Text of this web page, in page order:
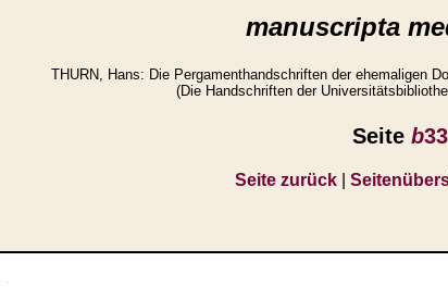
manuscripta
THURN, Hans: Die Pergamenthandschriften der ehemaligen
(Die Handschriften der
Seite b33
Seite zurück|